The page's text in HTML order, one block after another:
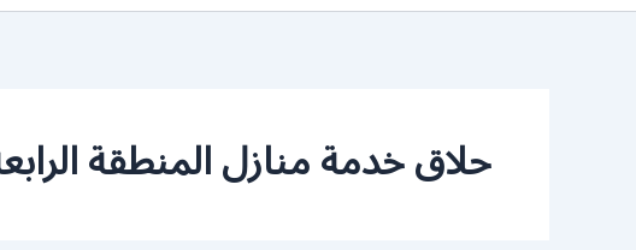
حلاق خدمة منازل المنطقة